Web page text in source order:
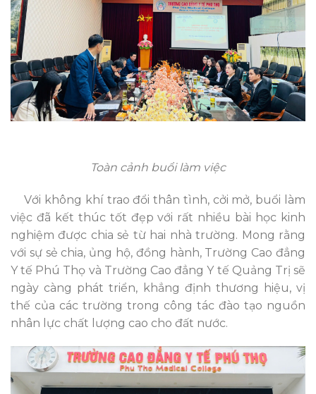
Toàn cảnh buổi làm việc
Với không khí trao đổi thân tình, cởi mở, buổi làm
việc đã kết thúc tốt đẹp với rất nhiều bài học kinh
nghiệm được chia sẻ từ hai nhà trường. Mong rằng
với sự sẻ chia, ủng hộ, đồng hành, Trường Cao đẳng
Y tế Phú Thọ và Trường Cao đẳng Y tế Quảng Trị sẽ
ngày càng phát triển, khẳng định thương hiệu, vị
thế của các trường trong công tác đào tạo nguồn
nhân lực chất lượng cao cho đất nước.